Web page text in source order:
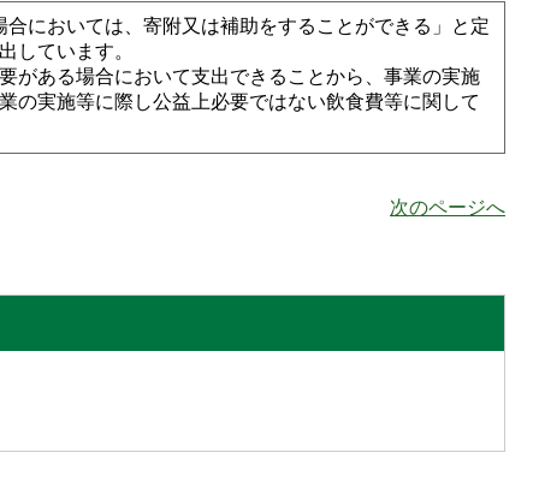
においては、寄附又は補助をすることができる」と定
しています。
がある場合において支出できることから、事業の実施
の実施等に際し公益上必要ではない飲食費等に関して
次のページへ